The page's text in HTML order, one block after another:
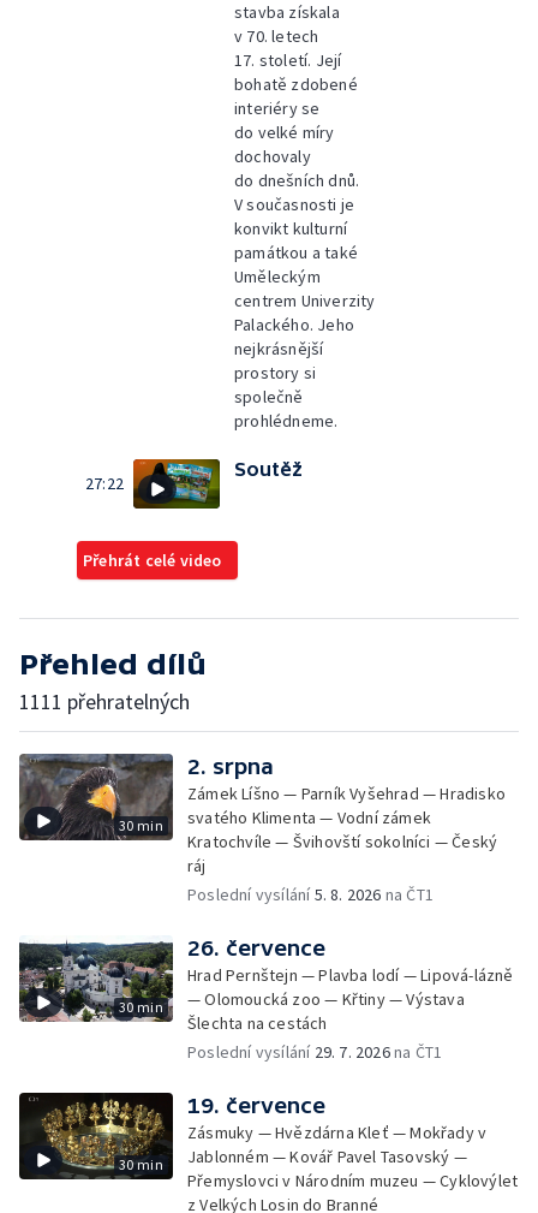
stavba získala
v 70. letech
17. století. Její
bohatě zdobené
interiéry se
do velké míry
dochovaly
do dnešních dnů.
V současnosti je
konvikt kulturní
památkou a také
Uměleckým
centrem Univerzity
Palackého. Jeho
nejkrásnější
prostory si
společně
prohlédneme.
27:22
Soutěž
Přehrát celé video
Přehled dílů
1111 přehratelných
30 min
2. srpna
Zámek Líšno — Parník Vyšehrad — Hradisko
svatého Klimenta — Vodní zámek
Kratochvíle — Švihovští sokolníci — Český
ráj
Poslední vysílání5. 8. 2026 na ČT1
30 min
26. července
Hrad Pernštejn — Plavba lodí — Lipová-lázně
— Olomoucká zoo — Křtiny — Výstava
Šlechta na cestách
Poslední vysílání 29. 7. 2026na ČT1
30 min
19. července
Zásmuky — Hvězdárna Kleť — Mokřady v
Jablonném — Kovář Pavel Tasovský —
Přemyslovci v Národním muzeu — Cyklovýlet
z Velkých Losin do Branné